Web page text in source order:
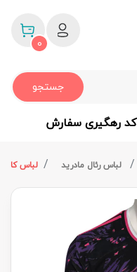
جستجو
0
کد رهگیری سفارش
لباس رئال مادرید لباس